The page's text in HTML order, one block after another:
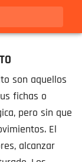
son aquellos
fichas o
pero sin que
El
alcanzar
Berlín - Catálogo